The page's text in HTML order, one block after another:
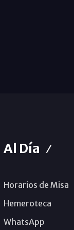
Al Día
Horarios de Misa
Hemeroteca
WhatsApp